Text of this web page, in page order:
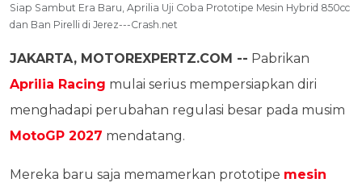
Siap Sambut Era Baru, Aprilia Uji Coba Prototipe Mesin Hybrid 850cc
dan Ban Pirelli di Jerez---Crash.net
JAKARTA, MOTOREXPERTZ.COM -- Pabrikan
Aprilia Racing mulai serius mempersiapkan diri
menghadapi perubahan regulasi besar pada musim
MotoGP 2027 mendatang.
Mereka baru saja memamerkan prototipe mesin